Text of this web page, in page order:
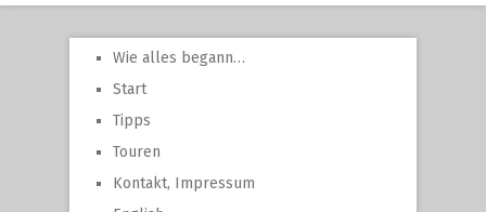
Wie alles begann…
Start
Tipps
Touren
Kontakt, Impressum